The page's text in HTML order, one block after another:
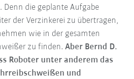
die geplante Aufgabe
der Verzinkerei zu übertragen,
wie in der gesamten
zu finden.Aber Bernd D.
Roboter unter anderem das
und